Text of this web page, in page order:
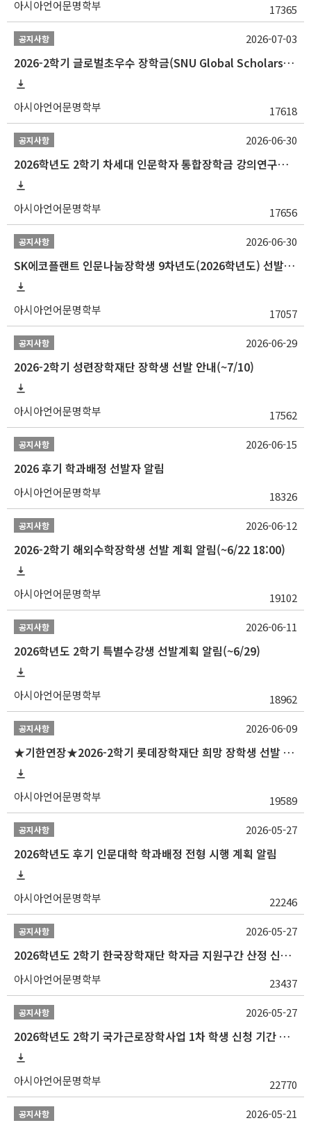
아시아언어문명학부 17365
공지사항
2026-2학기 글로벌초우수 장학금(SNU Global Scholarship, GS) 신청 안내(~7/12 23:00)
아시아언어문명학부 17618
2026-07-03
공지사항
2026학년도 2학기 차세대 인문학자 통합장학금 강의연구조교 선발 안내(~7/8)
아시아언어문명학부 17656
2026-06-30
공지사항
SK에코플랜트 인문나눔장학생 9차년도(2026학년도) 선발 안내(~7/20)
아시아언어문명학부 17057
2026-06-30
공지사항
2026-2학기 성련장학재단 장학생 선발 안내(~7/10)
아시아언어문명학부 17562
2026-06-29
공지사항
2026 후기 학과배정 선발자 알림
아시아언어문명학부 18326
2026-06-15
공지사항
2026-2학기 해외수학장학생 선발 계획 알림(~6/22 18:00)
아시아언어문명학부 19102
2026-06-12
공지사항
2026학년도 2학기 특별수강생 선발계획 알림(~6/29)
아시아언어문명학부 18962
2026-06-11
공지사항
★기한연장★2026-2학기 롯데장학재단 희망 장학생 선발 안내(~6/15
아시아언어문명학부 19589
2026-06-09
공지사항
2026학년도 후기 인문대학 학과배정 전형 시행 계획 알림
아시아언어문명학부 22246
2026-05-27
공지사항
2026학년도 2학기 한국장학재단 학자금 지원구간 산정 신청 안내
아시아언어문명학부 23437
2026-05-27
공지사항
2026학년도 2학기 국가근로장학사업 1차 학생 신청 기간 안내
아시아언어문명학부 22770
2026-05-27
공지사항 2026-05-21